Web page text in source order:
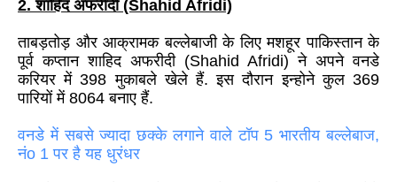
2. शाहिद अफरीदी(Shahid Afridi)
ताबड़तोड़ और आक्रामक बल्लेबाजी के लिए मशहूर पाकिस्तान के
पूर्व कप्तान शाहिद अफरीदी (Shahid Afridi)ने अपने वनडे
करियर में398 मुकाबले खेले हैं. इस दौरान इन्होने कुल369
पारियों में 8064 बनाए हैं.
वनडे में सबसे ज्यादा छक्के लगाने वाले टॉप 5 भारतीय बल्लेबाज,
नंo 1 पर है यह धुरंधर